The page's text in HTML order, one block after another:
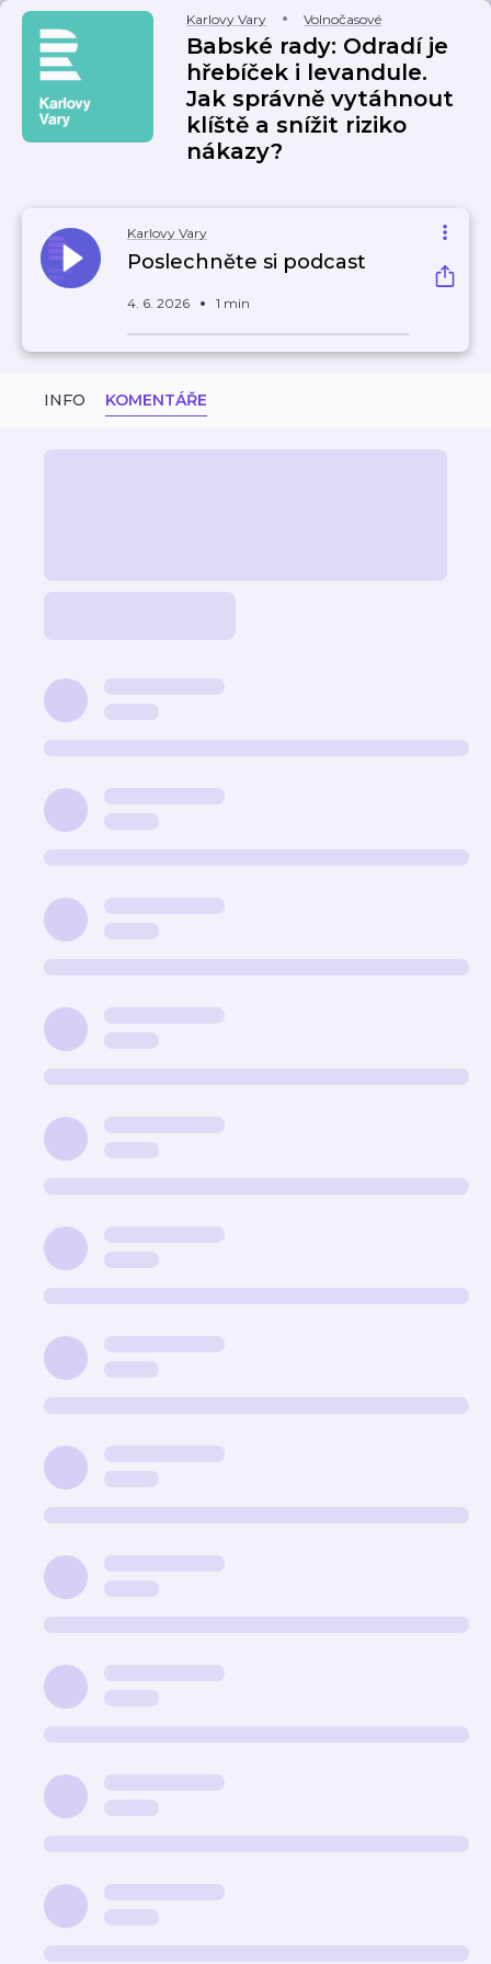
Karlovy Vary Volnočasové
Babské rady: Odradí je
hřebíček i levandule.
Jak správně vytáhnout
klíště a snížit riziko
nákazy?
Karlovy Vary
Poslechněte si podcast
4. 6. 2026 1 min
INFO KOMENTÁŘE